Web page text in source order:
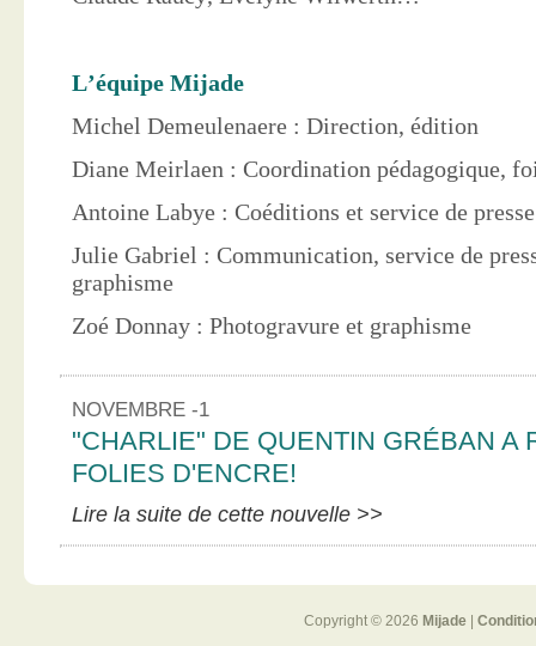
L’équipe Mijade
Michel Demeulenaere : Direction, édition
Diane Meirlaen : Coordination pédagogique,
Antoine Labye : Coéditions et service de
Julie Gabriel : Communication, service de
graphisme
Zoé Donnay : Photogravure et graphisme
NOVEMBRE -1
"CHARLIE" DE QUENTIN GRÉBAN A
FOLIES D'ENCRE!
Lire la suite de cette nouvelle >>
Copyright © 2026 Mijade|